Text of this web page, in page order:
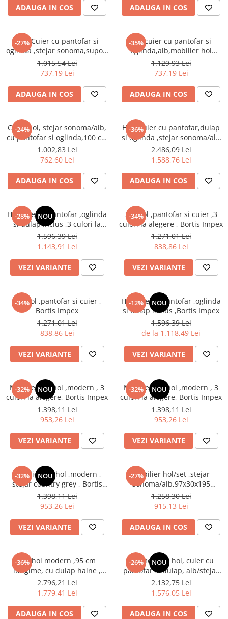
Set mobilier Living
Tabureti
Seturi dormitoare complete
pentru pat
ADAUGA IN COS ADAUGA IN COS
-27%
Hol /Cuier cu pantofar si
oglinda ,stejar sonoma,suport
inclinabil pantofi,mobilier
hol,Bortis
1.015,54 Lei
737,19 Lei
ADAUGA IN COS
-35%
Hol/cuier cu pantofar si
oglinda,alb,mobilier hol
,modern,92 cm lungime,Bortis
1.129,93 Lei
737,19 Lei
ADAUGA IN COS
-24%
Cuier hol, stejar sonoma/alb,
cu pantofar si oglinda,100 cm
lungime, Bortis
1.002,83 Lei
762,60 Lei
ADAUGA IN COS
-36%
Hol /Cuier cu pantofar,dulap
si oglinda ,stejar sonoma/alb
,Bortis Impex
2.486,09 Lei
1.588,76 Lei
ADAUGA IN COS
-28% NOU
Hol/cuier si pantofar ,oglinda
si dulap inclus ,3 culori la
alegere,Bortis Impex
1.596,39 Lei
1.143,91 Lei
VEZI VARIANTE
-34%
Set hol ,pantofar si cuier ,3
culori la alegere , Bortis Impex
1.271,01 Lei
838,86 Lei
VEZI VARIANTE
-34%
Set hol ,pantofar si cuier ,
Bortis Impex
1.271,01 Lei
838,86 Lei
VEZI VARIANTE
-12% NOU
Hol/cuier si pantofar ,oglinda
si dulap inclus ,Bortis Impex
1.596,39 Lei
de la 1.118,49 Lei
VEZI VARIANTE
-32% NOU
Mobilier set hol ,modern , 3
culori la alegere, Bortis Impex
1.398,11 Lei
953,26 Lei
VEZI VARIANTE
-32% NOU
Mobilier set hol ,modern , 3
culori la alegere, Bortis Impex
1.398,11 Lei
953,26 Lei
VEZI VARIANTE
-32% NOU
Mobilier set hol ,modern ,
stejar country grey , Bortis
Impex
1.398,11 Lei
953,26 Lei
VEZI VARIANTE
-27%
Mobilier hol/set ,stejar
sonoma/alb,97x30x195
cm,Bortis impex
1.258,30 Lei
915,13 Lei
ADAUGA IN COS
-36%
Set hol modern ,95 cm
lungime, cu dulap haine ,
pantofar si panouri tapitate
stofa maro/ stejar sonoma,
Bortis
2.796,21 Lei
1.779,41 Lei
ADAUGA IN COS
-26% NOU
Set mobilier hol, cuier cu
pantofar si dulap, alb/stejar
sonoma, 190x140x40 cm,
Bortis Impex
2.132,75 Lei
1.576,05 Lei
ADAUGA IN COS